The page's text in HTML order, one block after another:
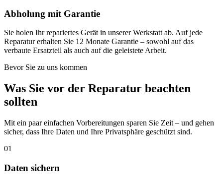
Abholung mit Garantie
Sie holen Ihr repariertes Gerät in unserer Werkstatt ab. Auf jede
Reparatur erhalten Sie 12 Monate Garantie – sowohl auf das
verbaute Ersatzteil als auch auf die geleistete Arbeit.
Bevor Sie zu uns kommen
Was Sie vor der Reparatur beachten
sollten
Mit ein paar einfachen Vorbereitungen sparen Sie Zeit – und gehen
sicher, dass Ihre Daten und Ihre Privatsphäre geschützt sind.
01
Daten sichern